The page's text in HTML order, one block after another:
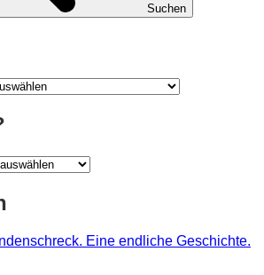
Suchen
Eine endliche Geschichte.